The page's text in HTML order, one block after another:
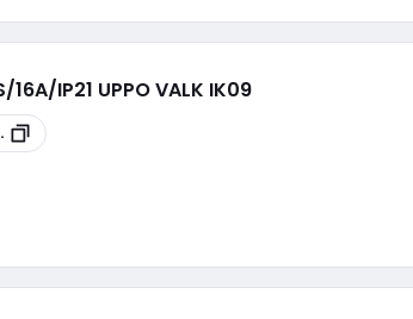
IP21 UPPO VALK IK09